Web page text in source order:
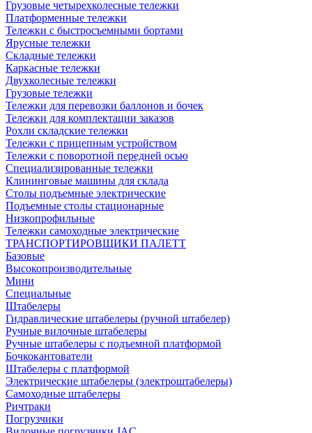
Грузовые четырехколесные тележки
Платформенные тележки
Тележки с быстросъемными бортами
Ярусные тележки
Складные тележки
Каркасные тележки
Двухколесные тележки
Грузовые тележки
Тележки для перевозки баллонов и бочек
Тележки для комплектации заказов
Рохли складские тележки
Тележки с прицепным устройством
Тележки с поворотной передней осью
Специализированные тележки
Клининговые машины для склада
Столы подъемные электрические
Подъемные столы стационарные
Низкопрофильные
Тележки самоходные электрические
ТРАНСПОРТИРОВЩИКИ ПАЛЕТТ
Базовые
Высокопроизводительные
Мини
Специальные
Штабелеры
Гидравлические штабелеры (ручной штабелер)
Ручные вилочные штабелеры
Ручные штабелеры с подъемной платформой
Бочкокантователи
Штабелеры с платформой
Электрические штабелеры (электроштабелеры)
Самоходные штабелеры
Ричтраки
Погрузчики